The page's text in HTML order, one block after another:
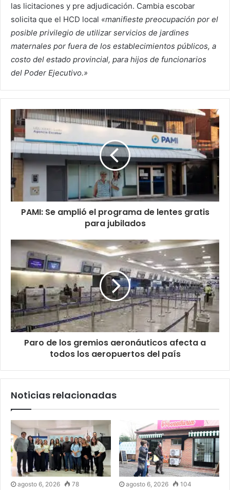
las licitaciones y pre adjudicación. Cambia escobar
solicita que el HCD local «manifieste preocupación por el
posible privilegio de utilizar servicios de jardines
maternales por fuera de los establecimientos públicos, a
costo del estado provincial, para hijos de funcionarios
del Poder Ejecutivo.»
PAMI: Se amplió el programa de lentes gratis
para jubilados
Paro de los gremios aeronáuticos afecta a
todos los aeropuertos del país
Noticias relacionadas
agosto 6, 2026 78 agosto 6, 2026 104